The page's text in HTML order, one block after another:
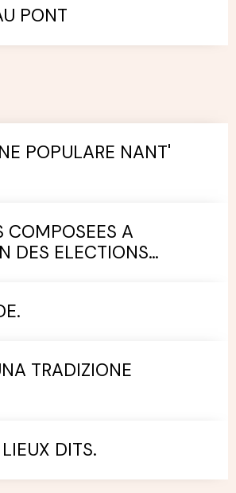
PONT
POPULARE NANT'
COMPOSEES A
DES ELECTIONS
TRADIZIONE
DITS.